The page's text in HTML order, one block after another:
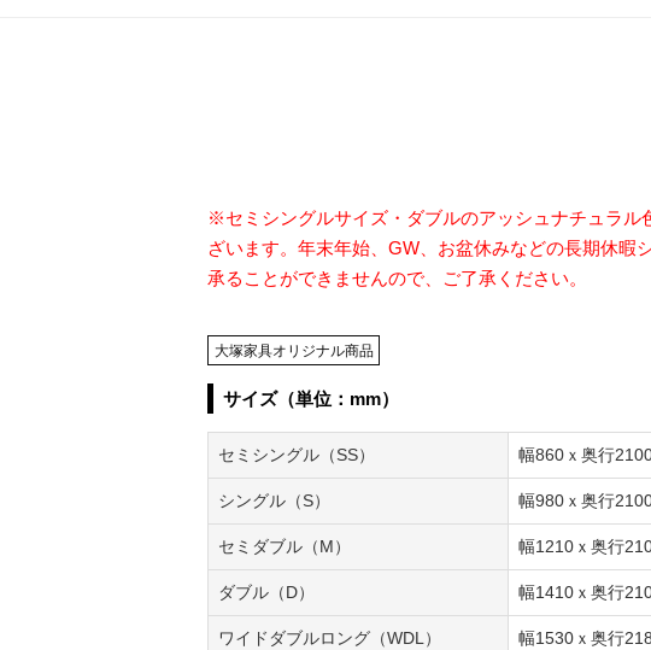
※セミシングルサイズ・ダブルのアッシュナチュラ
ざいます。年末年始、GW、お盆休みなどの長期休
承ることができませんので、ご了承ください。
大塚家具オリジナル商品
サイズ（単位：mm）
セミシングル（SS） 幅860ｘ奥行
シングル（S） 幅980ｘ奥行
セミダブル（M） 幅1210ｘ奥行
ダブル（D） 幅1410ｘ奥行
ワイドダブルロング（WDL） 幅1530ｘ奥行